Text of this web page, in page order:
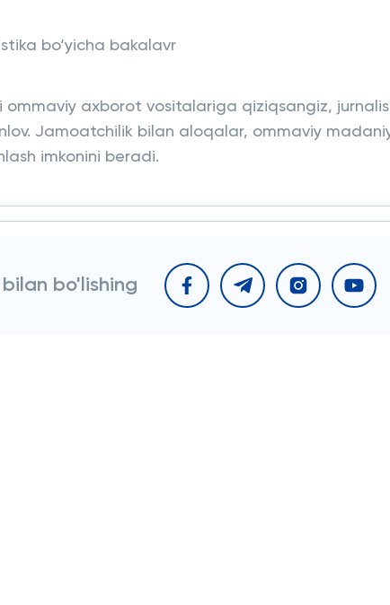
bo‘yicha bakalavr
ommaviy axborot vositalariga qiziqsangiz,
Jamoatchilik bilan aloqalar, ommaviy
imkonini beradi.
bo'lishing